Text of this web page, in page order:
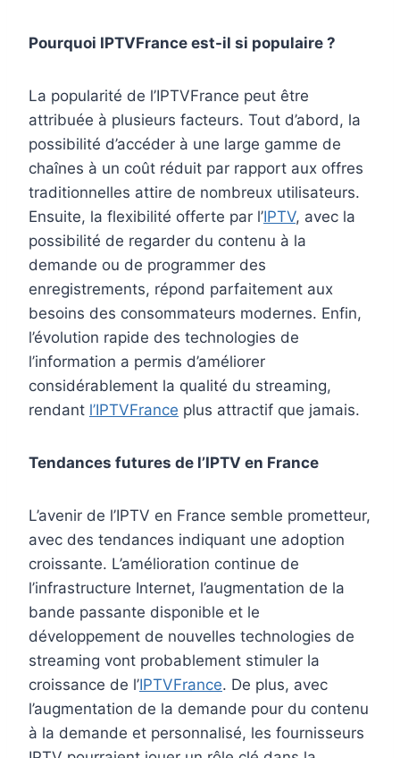
Pourquoi IPTVFrance est-il si populaire ?
La popularité de l’IPTVFrance peut être
attribuée à plusieurs facteurs. Tout d’abord, la
possibilité d’accéder à une large gamme de
chaînes à un coût réduit par rapport aux offres
traditionnelles attire de nombreux utilisateurs.
Ensuite, la flexibilité offerte par l’IPTV, avec la
possibilité de regarder du contenu à la
demande ou de programmer des
enregistrements, répond parfaitement aux
besoins des consommateurs modernes. Enfin,
l’évolution rapide des technologies de
l’information a permis d’améliorer
considérablement la qualité du streaming,
rendant l’IPTVFrance plus attractif que jamais.
Tendances futures de l’IPTV en France
L’avenir de l’IPTV en France semble prometteur,
avec des tendances indiquant une adoption
croissante. L’amélioration continue de
l’infrastructure Internet, l’augmentation de la
bande passante disponible et le
développement de nouvelles technologies de
streaming vont probablement stimuler la
croissance de l’IPTVFrance. De plus, avec
l’augmentation de la demande pour du contenu
à la demande et personnalisé, les fournisseurs